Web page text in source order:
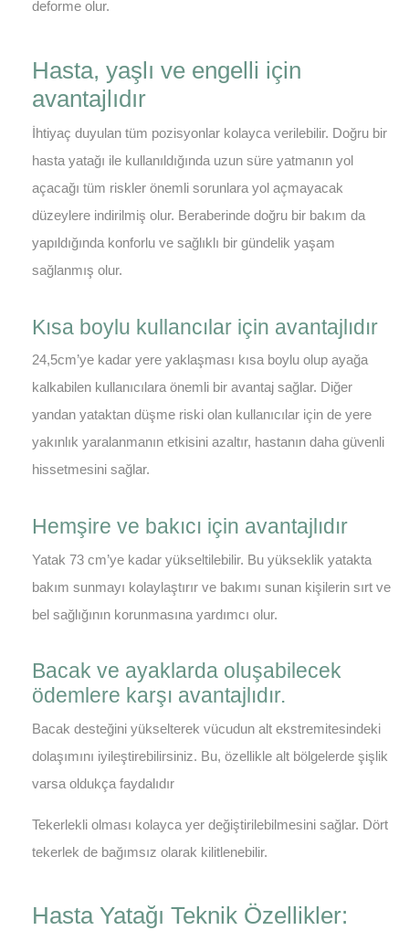
deforme olur.
Hasta, yaşlı ve engelli için
avantajlıdır
İhtiyaç duyulan tüm pozisyonlar kolayca verilebilir. Doğru bir
hasta yatağı ile kullanıldığında uzun süre yatmanın yol
açacağı tüm riskler önemli sorunlara yol açmayacak
düzeylere indirilmiş olur. Beraberinde doğru bir bakım da
yapıldığında konforlu ve sağlıklı bir gündelik yaşam
sağlanmış olur.
Kısa boylu kullancılar için avantajlıdır
24,5cm’ye kadar yere yaklaşması kısa boylu olup ayağa
kalkabilen kullanıcılara önemli bir avantaj sağlar. Diğer
yandan yataktan düşme riski olan kullanıcılar için de yere
yakınlık yaralanmanın etkisini azaltır, hastanın daha güvenli
hissetmesini sağlar.
Hemşire ve bakıcı için avantajlıdır
Yatak 73 cm’ye kadar yükseltilebilir. Bu yükseklik yatakta
bakım sunmayı kolaylaştırır ve bakımı sunan kişilerin sırt ve
bel sağlığının korunmasına yardımcı olur.
Bacak ve ayaklarda oluşabilecek
ödemlere karşı avantajlıdır.
Bacak desteğini yükselterek vücudun alt ekstremitesindeki
dolaşımını iyileştirebilirsiniz. Bu, özellikle alt bölgelerde şişlik
varsa oldukça faydalıdır
Tekerlekli olması kolayca yer değiştirilebilmesini sağlar. Dört
tekerlek de bağımsız olarak kilitlenebilir.
Hasta Yatağı Teknik Özellikler: